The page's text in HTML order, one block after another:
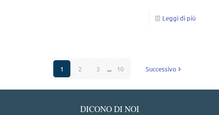
Leggi di più
1 2 3 ... 10 Successivo
DICONO DI NOI